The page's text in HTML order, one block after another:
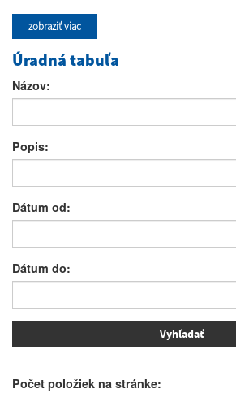
zobraziť viac
Úradná tabuľa
Názov:
Popis:
Dátum od:
Dátum do:
Počet položiek na stránke: